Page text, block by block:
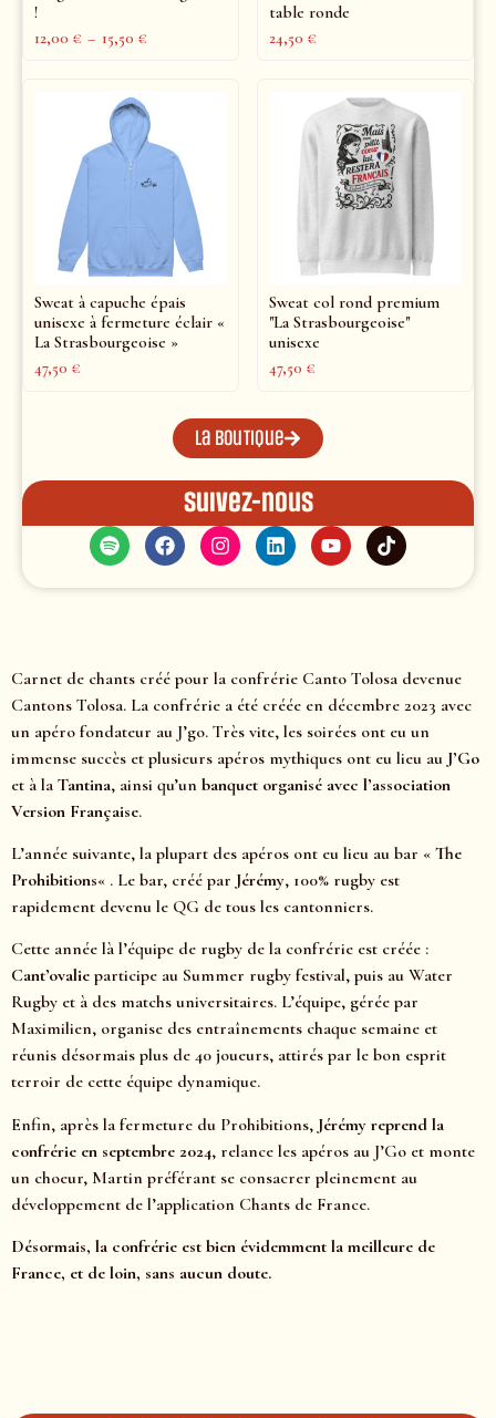
!
12,00 € – 15,50 €
table ronde
24,50 €
Sweat à capuche épais
unisexe à fermeture éclair «
La Strasbourgeoise »
47,50 €
Sweat col rond premium
"La Strasbourgeoise"
unisexe
47,50 €
La boutique
Suivez-nous
Carnet de chants créé pour la confrérie Canto Tolosa devenue
Cantons Tolosa. La confrérie a été créée en décembre 2023 avec
un apéro fondateur au J’go. Très vite, les soirées ont eu un
immense succès et plusieurs apéros mythiques ont eu lieu au J’Go
et à la Tantina, ainsi qu’un banquet organisé avec l’association
Version Française.
L’année suivante, la plupart des apéros ont eu lieu au bar « The
Prohibitions« . Le bar, créé par Jérémy, 100% rugby est
rapidement devenu le QG de tous les cantonniers.
Cette année là l’équipe de rugby de la confrérie est créée :
Cant’ovalie participe au Summer rugby festival, puis au Water
Rugby et à des matchs universitaires. L’équipe, gérée par
Maximilien, organise des entraînements chaque semaine et
réunis désormais plus de 40 joueurs, attirés par le bon esprit
terroir de cette équipe dynamique.
Enfin, après la fermeture du Prohibitions, Jérémy reprend la
confrérie en septembre 2024, relance les apéros au J’Go et monte
un choeur, Martin préférant se consacrer pleinement au
développement de l’application Chants de France.
Désormais, la confrérie est bien évidemment la meilleure de
France, et de loin, sans aucun doute.